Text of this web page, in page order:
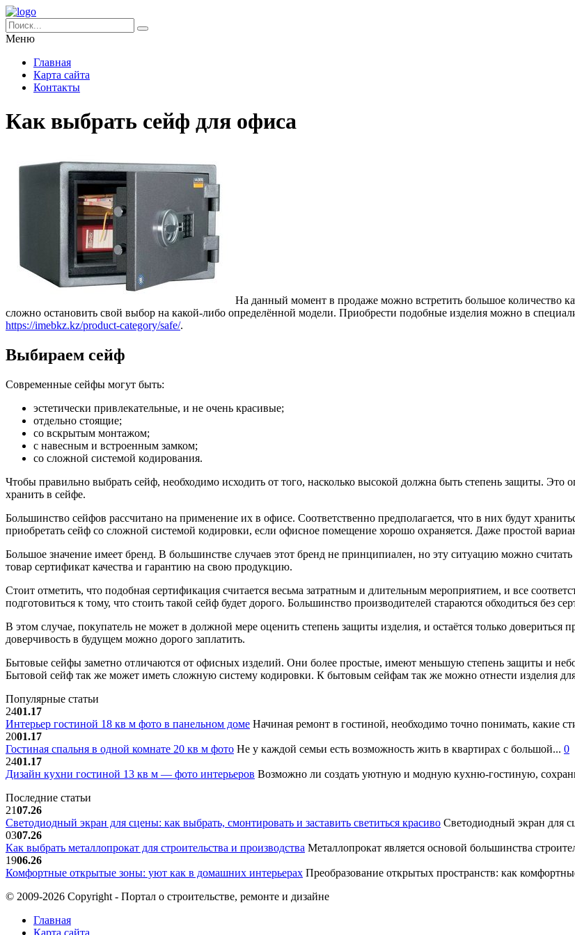
Меню
Главная
Карта сайта
Контакты
Как выбрать сейф для офиса
На данный момент в продаже можно встретить большое количество
сложно остановить свой выбор на какой-либо определённой модели. Приобрести подобные изделия можно в
https://imebkz.kz/product-category/safe/.
Выбираем сейф
Современные сейфы могут быть:
эстетически привлекательные, и не очень красивые;
отдельно стоящие;
со вскрытым монтажом;
с навесным и встроенным замком;
со сложной системой кодирования.
Чтобы правильно выбрать сейф, необходимо исходить от того, насколько высокой должна быть степень защиты. Это
хранить в сейфе.
Большинство сейфов рассчитано на применение их в офисе. Соответственно предполагается, что в них будут
приобретать сейф со сложной системой кодировки, если офисное помещение хорошо охраняется. Даже простой
Большое значение имеет бренд. В большинстве случаев этот бренд не принципиален, но эту ситуацию можно
товар сертификат качества и гарантию на свою продукцию.
Стоит отметить, что подобная сертификация считается весьма затратным и длительным мероприятием, и все
подготовиться к тому, что стоить такой сейф будет дорого. Большинство производителей стараются обходиться без
В этом случае, покупатель не может в должной мере оценить степень защиты изделия, и остаётся только довериться
доверчивость в будущем можно дорого заплатить.
Бытовые сейфы заметно отличаются от офисных изделий. Они более простые, имеют меньшую степень защиты и
Бытовой сейф так же может иметь сложную систему кодировки. К бытовым сейфам так же можно отнести изделия
Популярные статьи
2401.17
Интерьер гостиной 18 кв м фото в панельном доме Начиная ремонт в гостиной, необходимо точно понимать, какие
2001.17
Гостиная спальня в одной комнате 20 кв м фото Не у каждой семьи есть возможность жить в квартирах с большой... 0
2401.17
Дизайн кухни гостиной 13 кв м — фото интерьеров Возможно ли создать уютную и модную кухню-гостиную,
Последние статьи
2107.26
Светодиодный экран для сцены: как выбрать, смонтировать и заставить светиться красиво Светодиодный экран для
0307.26
Как выбрать металлопрокат для строительства и производства Металлопрокат является основой большинства
1906.26
Комфортные открытые зоны: уют как в домашних интерьерах Преобразование открытых пространств: как
© 2009-2026 Copyright - Портал о строительстве, ремонте и дизайне
Главная
Карта сайта